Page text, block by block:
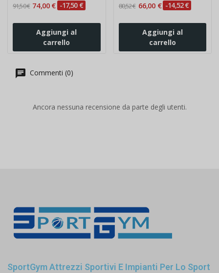
91,50 € 74,00 € -17,50 €
Aggiungi al
carrello
80,52 € 66,00 € -14,52 €
Aggiungi al
carrello
Commenti (0)
Ancora nessuna recensione da parte degli utenti.
SportGym Attrezzi Sportivi E Impianti Per Lo Sport